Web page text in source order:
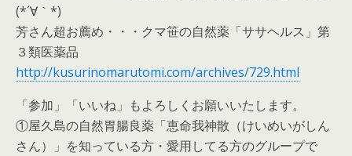
(*´∀｀*)
芳さん超お薦め・・・クマ笹の自然薬「ササヘルス」第
３類医薬品
http://kusurinomarutomi.com/archives/729.html
「参加」「いいね」もよろしくお願いいたします。
①屋久島の自然胃腸良薬「恵命我神散（けいめいがしん
さん）」を知っている方・愛用してる方のグループで